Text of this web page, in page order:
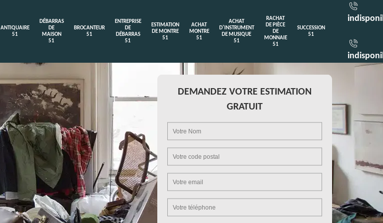
ANTIQUAIRE
51
DÉBARRAS
DE
MAISON
51
BROCANTEUR
51
ENTREPRISE
DE
DÉBARRAS
51
ESTIMATION
DE MONTRE
51
ACHAT
MONTRE
51
ACHAT
D'INSTRUMENT
DE MUSIQUE
51
RACHAT
DE PIÈCE
DE
MONNAIE
51
SUCCESSION
51
DEMANDEZ VOTRE ESTIMATION
GRATUIT